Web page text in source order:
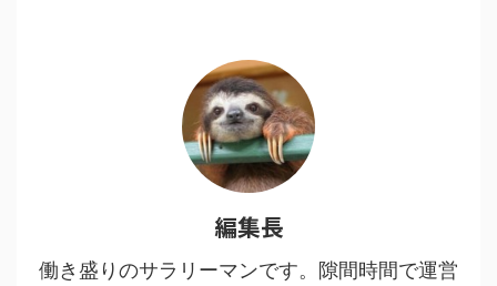
鬼である人間を切りながらも尊重
し、その先をあり方を強烈に訴え
編集長
働き盛りのサラリーマンです。隙間時間で運営